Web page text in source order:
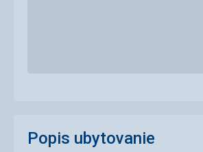
Popis ubytovanie